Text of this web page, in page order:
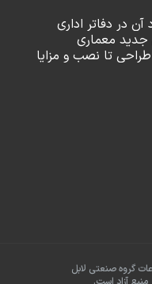
در دفاتر اداری
معماری
تا نصب و مزایا
گروه صنعتی لابل